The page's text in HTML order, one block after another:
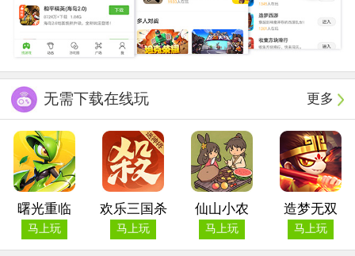
更多
无需下载在线玩
曙光重临
马上玩
欢乐三国杀
马上玩
仙山小农
马上玩
造梦无双
马上玩